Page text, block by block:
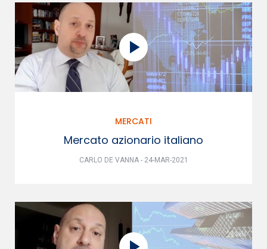
MERCATI
Mercato azionario italiano
CARLO DE VANNA - 24-MAR-2021